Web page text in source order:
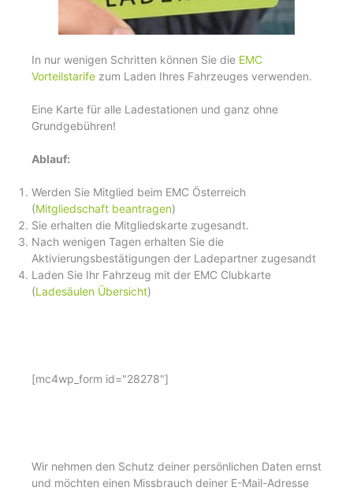
In nur wenigen Schritten können Sie die EMC
Vorteilstarife zum Laden Ihres Fahrzeuges verwenden.
Eine Karte für alle Ladestationen und ganz ohne
Grundgebühren!
Ablauf:
Werden Sie Mitglied beim EMC Österreich
(Mitgliedschaft beantragen)
Sie erhalten die Mitgliedskarte zugesandt.
Nach wenigen Tagen erhalten Sie die
Aktivierungsbestätigungen der Ladepartner zugesandt
Laden Sie Ihr Fahrzeug mit der EMC Clubkarte
(Ladesäulen Übersicht)
[mc4wp_form id="28278"]
Wir nehmen den Schutz deiner persönlichen Daten ernst
und möchten einen Missbrauch deiner E-Mail-Adresse